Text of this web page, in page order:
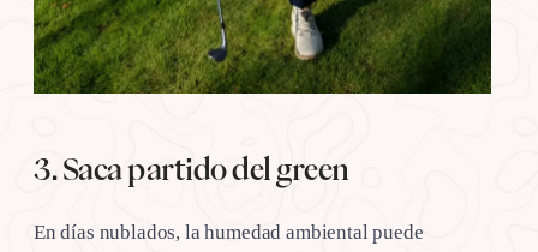
3. Saca partido del green
En días nublados, la humedad ambiental puede